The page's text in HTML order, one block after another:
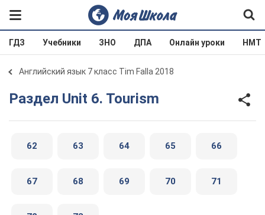
ГДЗ Учебники ЗНО ДПА Онлайн уроки НМТ
Английский язык 7 класс Tim Falla 2018
Раздел Unit 6. Tourism
62 63 64 65 66
67 68 69 70 71